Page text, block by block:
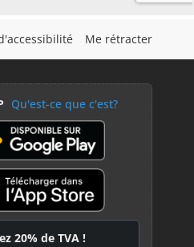
Me rétracter
Qu'est-ce que c'est?
20% de TVA !